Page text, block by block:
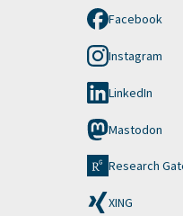
Facebook
Instagram
LinkedIn
Mastodon
Research
XING